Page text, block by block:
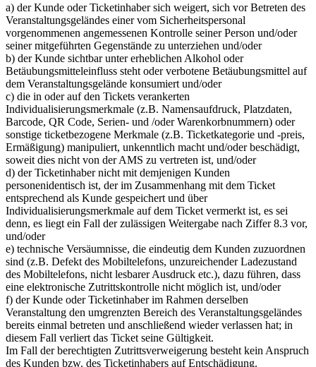
a) der Kunde oder Ticketinhaber sich weigert, sich vor Betreten des
Veranstaltungsgeländes einer vom Sicherheitspersonal
vorgenommenen angemessenen Kontrolle seiner Person und/oder
seiner mitgeführten Gegenstände zu unterziehen und/oder
b) der Kunde sichtbar unter erheblichen Alkohol oder
Betäubungsmitteleinfluss steht oder verbotene Betäubungsmittel auf
dem Veranstaltungsgelände konsumiert und/oder
c) die in oder auf den Tickets verankerten
Individualisierungsmerkmale (z.B. Namensaufdruck, Platzdaten,
Barcode, QR Code, Serien- und /oder Warenkorbnummern) oder
sonstige ticketbezogene Merkmale (z.B. Ticketkategorie und -preis,
Ermäßigung) manipuliert, unkenntlich macht und/oder beschädigt,
soweit dies nicht von der AMS zu vertreten ist, und/oder
d) der Ticketinhaber nicht mit demjenigen Kunden
personenidentisch ist, der im Zusammenhang mit dem Ticket
entsprechend als Kunde gespeichert und über
Individualisierungsmerkmale auf dem Ticket vermerkt ist, es sei
denn, es liegt ein Fall der zulässigen Weitergabe nach Ziffer 8.3 vor,
und/oder
e) technische Versäumnisse, die eindeutig dem Kunden zuzuordnen
sind (z.B. Defekt des Mobiltelefons, unzureichender Ladezustand
des Mobiltelefons, nicht lesbarer Ausdruck etc.), dazu führen, dass
eine elektronische Zutrittskontrolle nicht möglich ist, und/oder
f) der Kunde oder Ticketinhaber im Rahmen derselben
Veranstaltung den umgrenzten Bereich des Veranstaltungsgeländes
bereits einmal betreten und anschließend wieder verlassen hat; in
diesem Fall verliert das Ticket seine Gültigkeit.
Im Fall der berechtigten Zutrittsverweigerung besteht kein Anspruch
des Kunden bzw. des Ticketinhabers auf Entschädigung.